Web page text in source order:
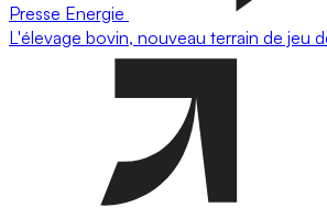
Presse Energie
L'élevage bovin, nouveau terrain de jeu